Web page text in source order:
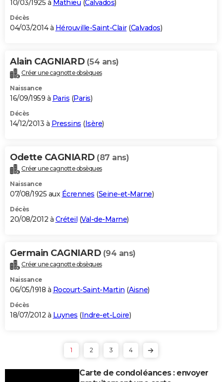
10/03/1925 à Mathieu (Calvados)
Décès
04/03/2014 à Hérouville-Saint-Clair(Calvados)
Alain CAGNIARD (54 ans)
Créer une cagnotte obsèques
Naissance
16/09/1959 à Paris (Paris)
Décès
14/12/2013 à Pressins (Isère)
Odette CAGNIARD (87 ans)
Créer une cagnotte obsèques
Naissance
07/08/1925 aux Écrennes (Seine-et-Marne)
Décès
20/08/2012 à Créteil (Val-de-Marne)
Germain CAGNIARD (94 ans)
Créer une cagnotte obsèques
Naissance
06/05/1918 à Rocourt-Saint-Martin (Aisne)
Décès
18/07/2012 à Luynes (Indre-et-Loire)
1 2 3 4
Carte de condoléances : envoyer